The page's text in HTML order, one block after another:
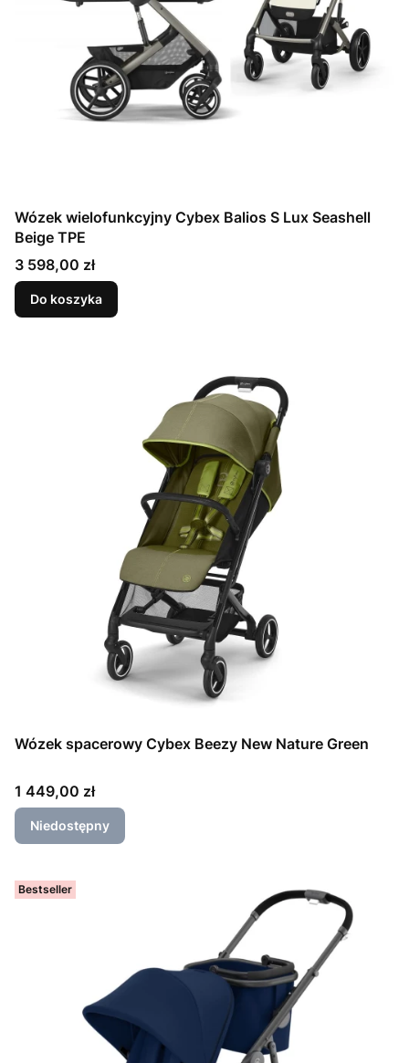
Wózek wielofunkcyjny Cybex Balios S Lux Seashell
Beige TPE
Cena
3 598,00 zł
Do koszyka
Wózek spacerowy Cybex Beezy New Nature Green
Cena
1 449,00 zł
Niedostępny
Bestseller